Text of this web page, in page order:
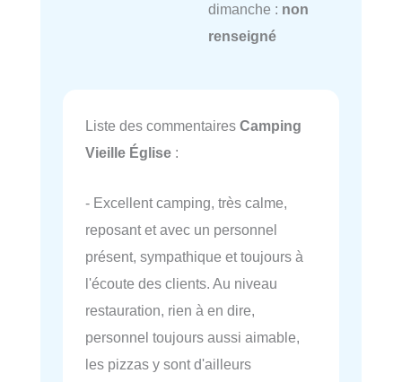
dimanche : non
renseigné
Liste des commentaires Camping
Vieille Église :
- Excellent camping, très calme,
reposant et avec un personnel
présent, sympathique et toujours à
l'écoute des clients. Au niveau
restauration, rien à en dire,
personnel toujours aussi aimable,
les pizzas y sont d'ailleurs